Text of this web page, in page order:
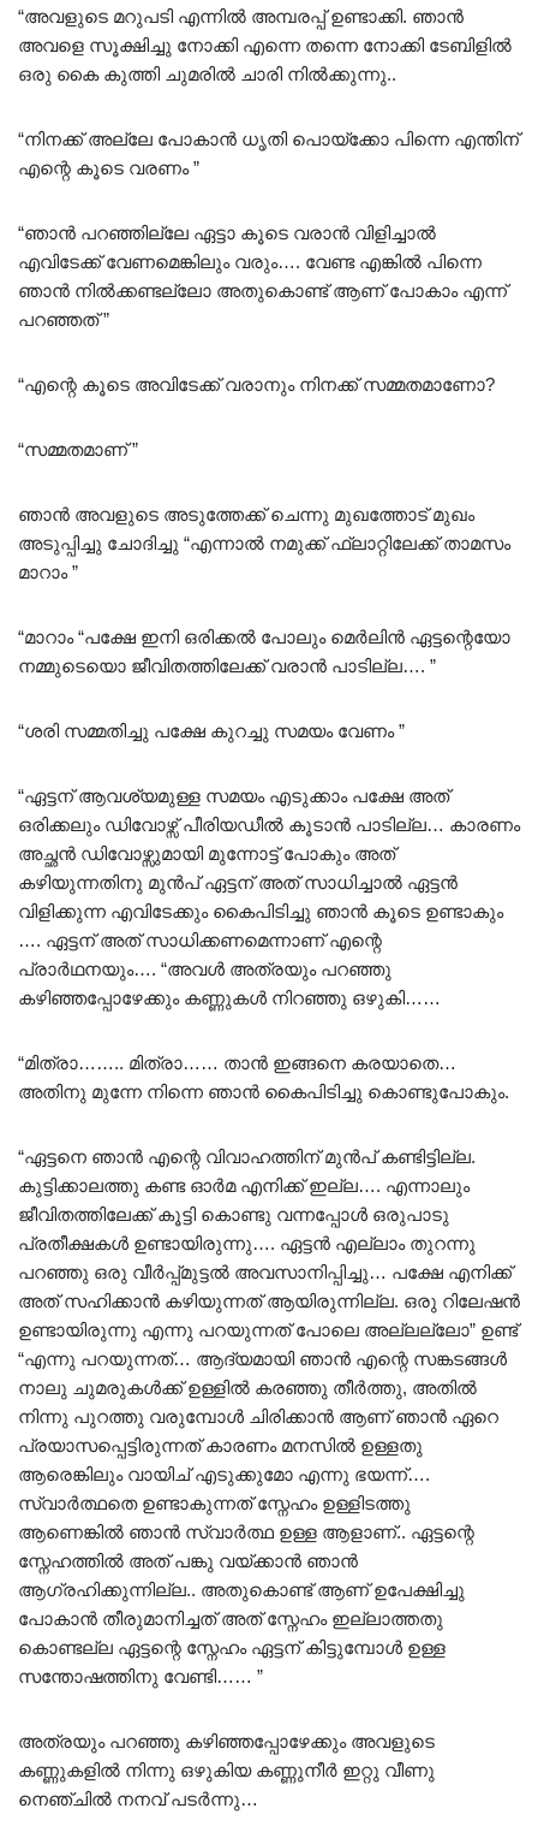
“അവളുടെ മറുപടി എന്നിൽ അമ്പരപ്പ് ഉണ്ടാക്കി. ഞാൻ
അവളെ സൂക്ഷിച്ചു നോക്കി എന്നെ തന്നെ നോക്കി ടേബിളിൽ
ഒരു കൈ കുത്തി ചുമരിൽ ചാരി നിൽക്കുന്നു..
“നിനക്ക് അല്ലേ പോകാൻ ധൃതി പൊയ്ക്കോ പിന്നെ എന്തിന്
എന്റെ കൂടെ വരണം ”
“ഞാൻ പറഞ്ഞില്ലേ ഏട്ടാ കൂടെ വരാൻ വിളിച്ചാൽ
എവിടേക്ക്‌ വേണമെങ്കിലും വരും…. വേണ്ട എങ്കിൽ പിന്നെ
ഞാൻ നിൽക്കണ്ടല്ലോ അതുകൊണ്ട് ആണ് പോകാം എന്ന്
പറഞ്ഞത് ”
“എന്റെ കൂടെ അവിടേക്ക്‌ വരാനും നിനക്ക് സമ്മതമാണോ?
“സമ്മതമാണ് ”
ഞാൻ അവളുടെ അടുത്തേക്ക് ചെന്നു മുഖത്തോട് മുഖം
അടുപ്പിച്ചു ചോദിച്ചു “എന്നാൽ നമുക്ക് ഫ്ലാറ്റിലേക്ക് താമസം
മാറാം ”
“മാറാം “പക്ഷേ ഇനി ഒരിക്കൽ പോലും മെർലിൻ ഏട്ടന്റെയോ
നമ്മുടെയൊ ജീവിതത്തിലേക്ക് വരാൻ പാടില്ല…. ”
“ശരി സമ്മതിച്ചു പക്ഷേ കുറച്ചു സമയം വേണം ”
“ഏട്ടന് ആവശ്യമുള്ള സമയം എടുക്കാം പക്ഷേ അത്
ഒരിക്കലും ഡിവോഴ്സ് പീരിയഡീൽ കൂടാൻ പാടില്ല… കാരണം
അച്ഛൻ ഡിവോഴ്സുമായി മുന്നോട്ട് പോകും അത്
കഴിയുന്നതിനു മുൻപ് ഏട്ടന് അത് സാധിച്ചാൽ ഏട്ടൻ
വിളിക്കുന്ന എവിടേക്കും കൈപിടിച്ചു ഞാൻ കൂടെ ഉണ്ടാകും
…. ഏട്ടന് അത് സാധിക്കണമെന്നാണ് എന്റെ
പ്രാർഥനയും…. “അവൾ അത്രയും പറഞ്ഞു
കഴിഞ്ഞപ്പോഴേക്കും കണ്ണുകൾ നിറഞ്ഞു ഒഴുകി……
“മിത്രാ…….. മിത്രാ…… താൻ ഇങ്ങനെ കരയാതെ…
അതിനു മുന്നേ നിന്നെ ഞാൻ കൈപിടിച്ചു കൊണ്ടുപോകും.
“ഏട്ടനെ ഞാൻ എന്റെ വിവാഹത്തിന് മുൻപ് കണ്ടിട്ടില്ല.
കുട്ടിക്കാലത്തു കണ്ട ഓർമ എനിക്ക് ഇല്ല…. എന്നാലും
ജീവിതത്തിലേക്ക് കൂട്ടി കൊണ്ടു വന്നപ്പോൾ ഒരുപാടു
പ്രതീക്ഷകൾ ഉണ്ടായിരുന്നു…. ഏട്ടൻ എല്ലാം തുറന്നു
പറഞ്ഞു ഒരു വീർപ്പ്മുട്ടൽ അവസാനിപ്പിച്ചു… പക്ഷേ എനിക്ക്
അത് സഹിക്കാൻ കഴിയുന്നത് ആയിരുന്നില്ല. ഒരു റിലേഷൻ
ഉണ്ടായിരുന്നു എന്നു പറയുന്നത് പോലെ അല്ലല്ലോ” ഉണ്ട്
“എന്നു പറയുന്നത്… ആദ്യമായി ഞാൻ എന്റെ സങ്കടങ്ങൾ
നാലു ചുമരുകൾക്ക് ഉള്ളിൽ കരഞ്ഞു തീർത്തു, അതിൽ
നിന്നു പുറത്തു വരുമ്പോൾ ചിരിക്കാൻ ആണ് ഞാൻ ഏറെ
പ്രയാസപ്പെട്ടിരുന്നത് കാരണം മനസിൽ ഉള്ളതു
ആരെങ്കിലും വായിച് എടുക്കുമോ എന്നു ഭയന്ന്….
സ്വാർത്ഥതെ ഉണ്ടാകുന്നത് സ്നേഹം ഉള്ളിടത്തു
ആണെങ്കിൽ ഞാൻ സ്വാർത്ഥ ഉള്ള ആളാണ്.. ഏട്ടന്റെ
സ്നേഹത്തിൽ അത് പങ്കു വയ്ക്കാൻ ഞാൻ
ആഗ്രഹിക്കുന്നില്ല.. അതുകൊണ്ട് ആണ് ഉപേക്ഷിച്ചു
പോകാൻ തീരുമാനിച്ചത് അത് സ്നേഹം ഇല്ലാത്തതു
കൊണ്ടല്ല ഏട്ടന്റെ സ്നേഹം ഏട്ടന് കിട്ടുമ്പോൾ ഉള്ള
സന്തോഷത്തിനു വേണ്ടി…… ”
അത്രയും പറഞ്ഞു കഴിഞ്ഞപ്പോഴേക്കും അവളുടെ
കണ്ണുകളിൽ നിന്നു ഒഴുകിയ കണ്ണുനീർ ഇറ്റു വീണു
നെഞ്ചിൽ നനവ് പടർന്നു…